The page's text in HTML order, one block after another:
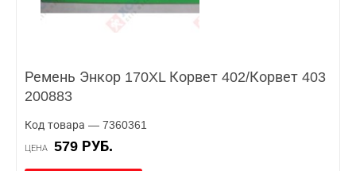
Ремень Энкор 170XL Корвет 402/Корвет 403
200883
Код товара — 7360361
ЦЕНА 579 РУБ.